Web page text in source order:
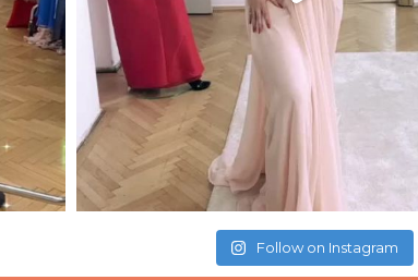
Follow on Instagram